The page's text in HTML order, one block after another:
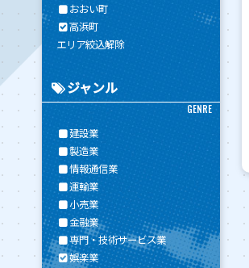
おおい町
高浜町
エリア絞込解除
ジャンル
GENRE
建設業
製造業
情報通信業
運輸業
小売業
金融業
専門・技術サービス業
娯楽業